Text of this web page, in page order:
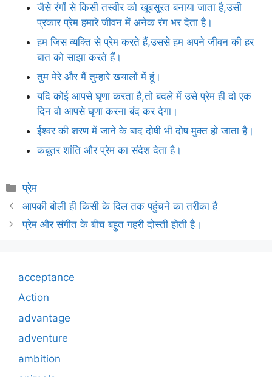
जैसे रंगों से किसी तस्वीर को खूबसूरत बनाया जाता है,उसी
प्रकार प्रेम हमारे जीवन में अनेक रंग भर देता है।
हम जिस व्यक्ति से प्रेम करते हैं,उससे हम अपने जीवन की हर
बात को साझा करते हैं।
तुम मेरे और मैं तुम्हारे खयालों में हूं।
यदि कोई आपसे घृणा करता है,तो बदले में उसे प्रेम ही दो एक
दिन वो आपसे घृणा करना बंद कर देगा।
ईश्वर की शरण में जाने के बाद दोषी भी दोष मुक्त हो जाता है।
कबूतर शांति और प्रेम का संदेश देता है।
Categories
प्रेम
आपकी बोली ही किसी के दिल तक पहुंचने का तरीका है
प्रेम और संगीत के बीच बहुत गहरी दोस्ती होती है।
acceptance
Action
advantage
adventure
ambition